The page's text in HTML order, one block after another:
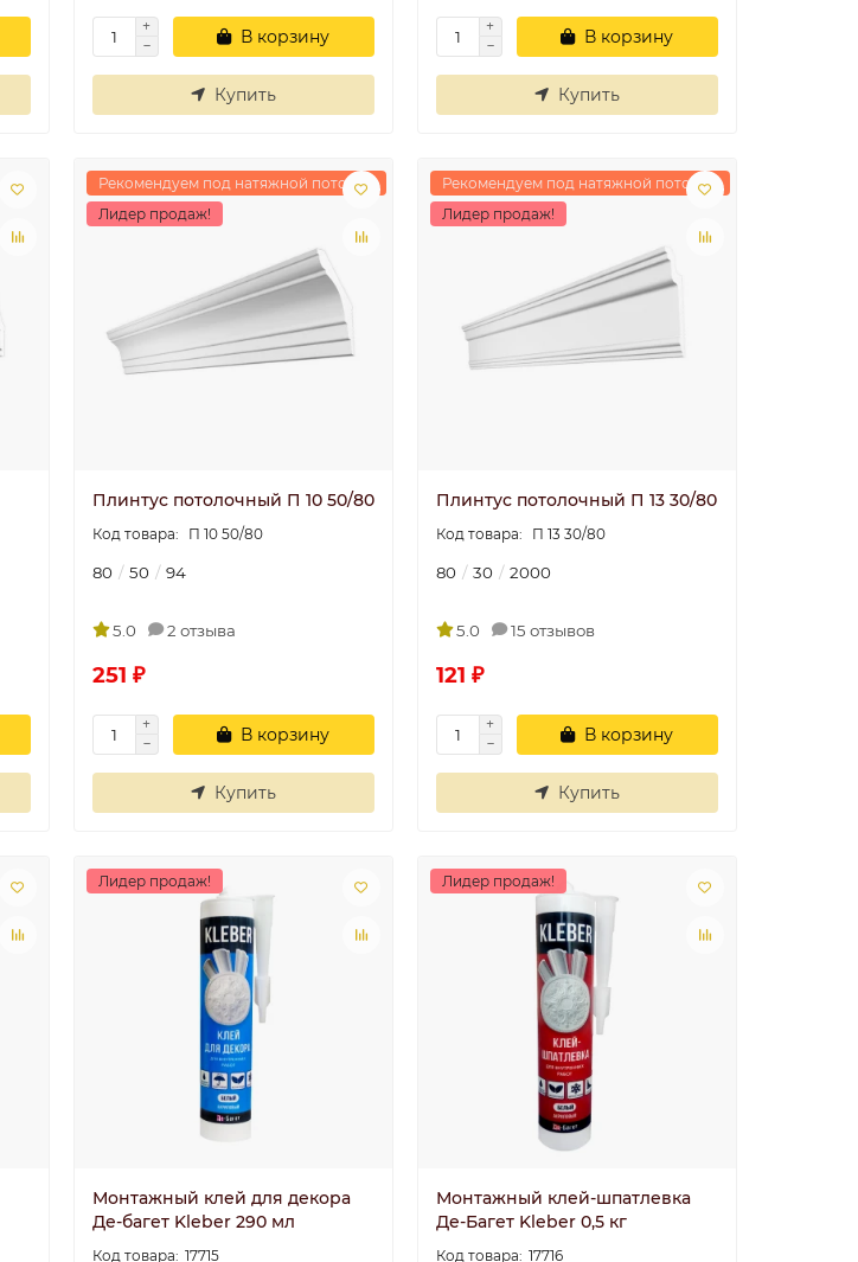
В корзину
Купить
В корзину
Купить
Рекомендуем под натяжной потолок
Лидер продаж!
Плинтус потолочный П 10 50/80
П 10 50/80
80 50 94
5.0 2 отзыва
251 ₽
В корзину
Купить
Рекомендуем под натяжной потолок
Лидер продаж!
Плинтус потолочный П 13 30/80
П 13 30/80
80 30 2000
5.0 15 отзывов
121 ₽
В корзину
Купить
Лидер продаж!
Монтажный клей для декора
Де-багет Kleber 290 мл
17715
Лидер продаж!
Монтажный клей-шпатлевка
Де-Багет Kleber 0,5 кг
17716